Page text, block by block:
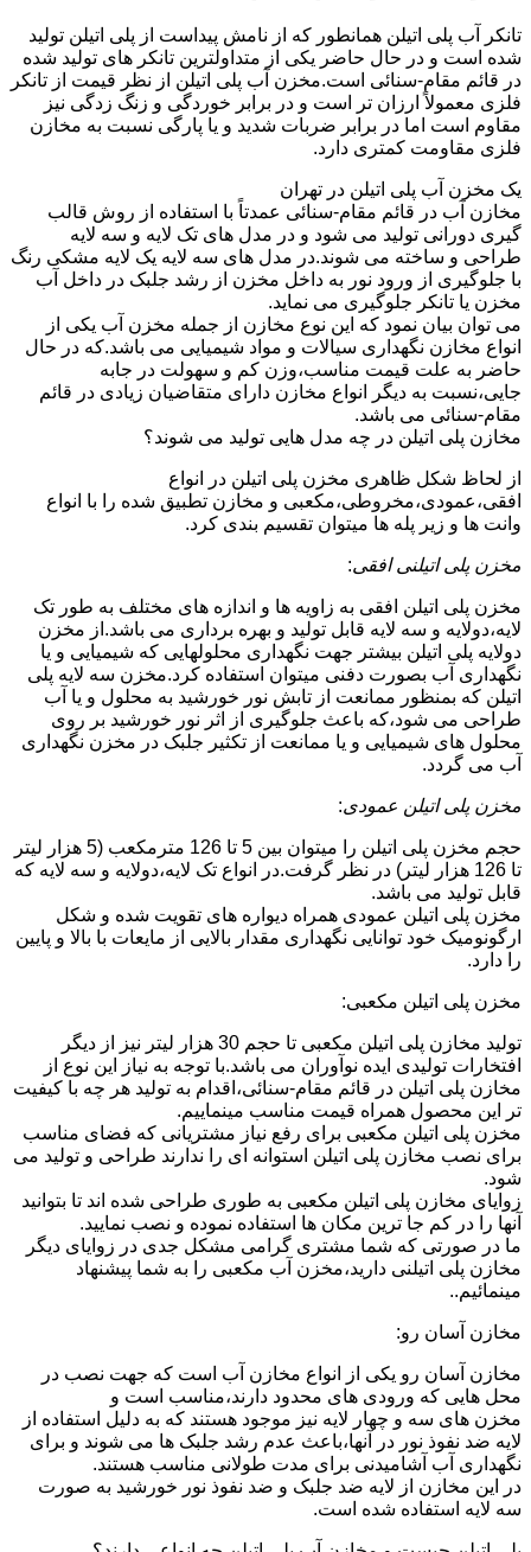
تانکر آب پلی اتیلن همانطور که از نامش پیداست از پلی اتیلن تولید
شده است و در حال حاضر یکی از متداولترین تانکر های تولید شده
در قائم مقام-سنائی است.مخزن آب پلی اتیلن از نظر قیمت از تانکر
فلزی معمولاً ارزان تر است و در برابر خوردگی و زنگ زدگی نیز
مقاوم است اما در برابر ضربات شدید و یا پارگی نسبت به مخازن
فلزی مقاومت کمتری دارد.
یک مخزن آب پلی اتیلن در تهران
مخازن آب در قائم مقام-سنائی عمدتاً با استفاده از روش قالب
گیری دورانی تولید می شود و در مدل های تک لایه و سه لایه
طراحی و ساخته می شوند.در مدل های سه لایه یک لایه مشکی رنگ
با جلوگیری از ورود نور به داخل مخزن از رشد جلبک در داخل آب
مخزن یا تانکر جلوگیری می نماید.
می توان بیان نمود که این نوع مخازن از جمله مخزن آب یکی از
انواع مخازن نگهداری سیالات و مواد شیمیایی می باشد.که در حال
حاضر به علت قیمت مناسب،وزن کم و سهولت در جابه
جایی،نسبت به دیگر انواع مخازن دارای متقاضیان زیادی در قائم
مقام-سنائی می باشد.
مخازن پلی اتیلن در چه مدل هایی تولید می شوند؟
از لحاظ شکل ظاهری مخزن پلی اتیلن در انواع
افقی،عمودی،مخروطی،مکعبی و مخازن تطبیق شده را با انواع
وانت ها و زیر پله ها میتوان تقسیم بندی کرد.
مخزن پلی اتیلنی افقی:
مخزن پلی اتیلن افقی به زاویه ها و اندازه های مختلف به طور تک
لایه،دولایه و سه لایه قابل تولید و بهره برداری می باشد.از مخزن
دولایه پلی اتیلن بیشتر جهت نگهداری محلولهایی که شیمیایی و یا
نگهداری آب بصورت دفنی میتوان استفاده کرد.مخزن سه لایه پلی
اتیلن که بمنظور ممانعت از تابش نور خورشید به محلول و یا آب
طراحی می شود،که باعث جلوگیری از اثر نور خورشید بر روی
محلول های شیمیایی و یا ممانعت از تکثیر جلبک در مخزن نگهداری
آب می گردد.
مخزن پلی اتیلن عمودی:
حجم مخزن پلی اتیلن را میتوان بین 5 تا 126 مترمکعب (5 هزار لیتر
تا 126 هزار لیتر) در نظر گرفت.در انواع تک لایه،دولایه و سه لایه که
قابل تولید می باشد.
مخزن پلی اتیلن عمودی همراه دیواره های تقویت شده و شکل
ارگونومیک خود توانایی نگهداری مقدار بالایی از مایعات با بالا و پایین
را دارد.
مخزن پلی اتیلن مکعبی:
تولید مخازن پلی اتیلن مکعبی تا حجم 30 هزار لیتر نیز از دیگر
افتخارات تولیدی ایده نوآوران می باشد.با توجه به نیاز این نوع از
مخازن پلی اتیلن در قائم مقام-سنائی،اقدام به تولید هر چه با کیفیت
تر این محصول همراه قیمت مناسب مینماییم.
مخزن پلی اتیلن مکعبی برای رفع نیاز مشتریانی که فضای مناسب
برای نصب مخازن پلی اتیلن استوانه ای را ندارند طراحی و تولید می
شود.
زوایای مخازن پلی اتیلن مکعبی به طوری طراحی شده اند تا بتوانید
آنها را در کم جا ترین مکان ها استفاده نموده و نصب نمایید.
ما در صورتی که شما مشتری گرامی مشکل جدی در زوایای دیگر
مخازن پلی اتیلنی دارید،مخزن آب مکعبی را به شما پیشنهاد
مینمائیم..
مخازن آسان رو:
مخازن آسان رو یکی از انواع مخازن آب است که جهت نصب در
محل هایی که ورودی های محدود دارند،مناسب است و
مخزن های سه و چهار لایه نیز موجود هستند که به دلیل استفاده از
لایه ضد نفوذ نور در آنها،باعث عدم رشد جلبک ها می شوند و برای
نگهداری آب آشامیدنی برای مدت طولانی مناسب هستند.
در این مخازن از لایه ضد جلبک و ضد نفوذ نور خورشید به صورت
سه لایه استفاده شده است.